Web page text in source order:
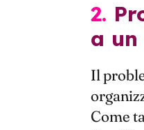
2. Problem solving Skill: quali concorrono
a
Il
Come